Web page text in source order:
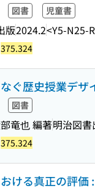
図書 児童書
版2024.2<Y5-N25-
375.324
ぐ歴史授業デザ
図書
竜也 編著明治図書
375.324
ける真正の評価